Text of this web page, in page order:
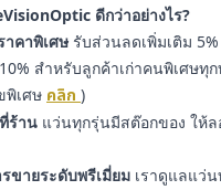
ดีกว่าอย่างไร?
คาพิเศษ รับส่วนลดเพิ่มเติม
สำหรับลูกค้าเก่าคนพิเศษทุ
พิเศษ คลิก )
ร้าน แว่นทุกรุ่นมีสต๊อกของ ให้ล
ขายระดับพรีเมี่ยม เราดูแลแว่